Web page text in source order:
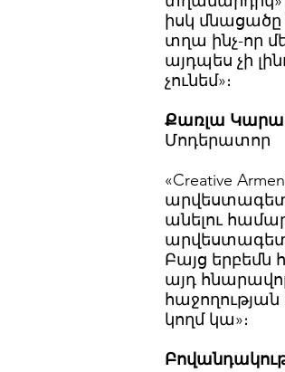
իսկ մնացածը
տղա ինչ-որ
այդպես չի
չունեմ»։
Քառլա
Մոդերատոր
«Creative
անելու
Բայց երբեմն
այդ
կողմ կա»։